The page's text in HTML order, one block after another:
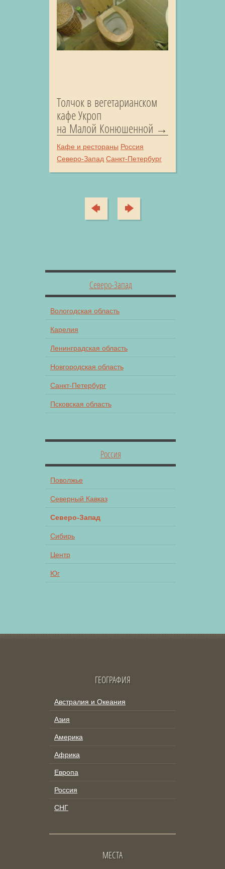
Толчок в вегетарианском
кафе Укроп
на Малой Конюшенной
Кафе и рестораны Россия
Северо-Запад Санкт-Петербург
Северо-Запад
Вологодская область
Карелия
Ленинградская область
Новгородская область
Санкт-Петербург
Псковская область
Россия
Поволжье
Северный Кавказ
Северо-Запад
Сибирь
Центр
Юг
ГЕОГРАФИЯ
Австралия и Океания
Азия
Америка
Африка
Европа
Россия
СНГ
МЕСТА